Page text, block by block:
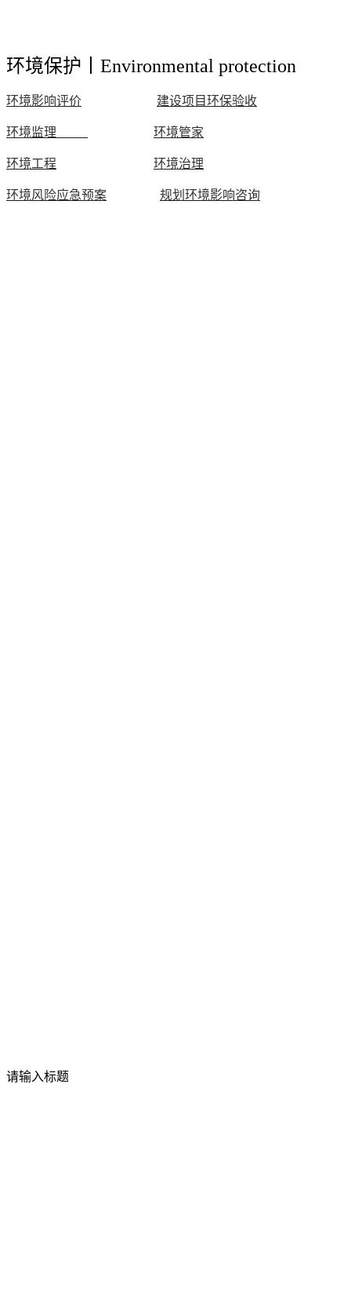
环境保护丨Environmental protection
环境影响评价 建设项目环保验收
环境监理 环境管家
环境工程 环境治理
环境风险应急预案 规划环境影响咨询
请输入标题